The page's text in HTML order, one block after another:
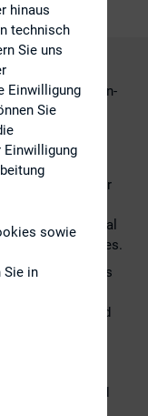
for non-
and better
to gain greater
firms,
Mellon, a global
services.
Investors' Views
an
firm, and
how the North
its current
Canada.Forty
in combined
in the study,
hinaus
technisch
Sie uns
Einwilligung
Sie
Einwilligung
sowie
Sie in